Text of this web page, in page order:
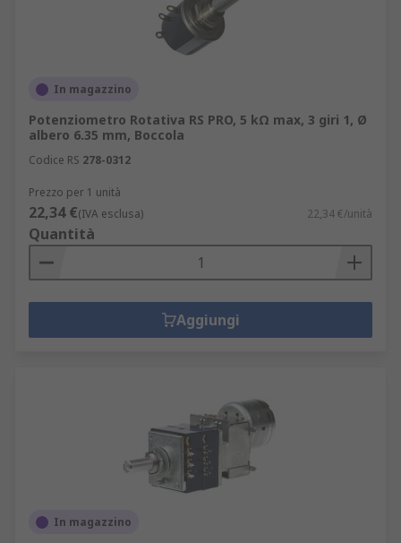
In magazzino
Potenziometro Rotativa RS PRO, 5 kΩ max, 3 giri 1, Ø
albero 6.35 mm, Boccola
Codice RS 278-0312
Prezzo per 1 unità
22,34 €(IVA esclusa) 22,34 €/unità
Quantità
Aggiungi
In magazzino